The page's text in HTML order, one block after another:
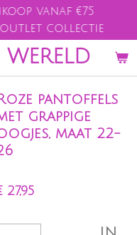
WERELD
vanaf €75
outlet collectie
pantoffels
grappige
maat 22-
27,95